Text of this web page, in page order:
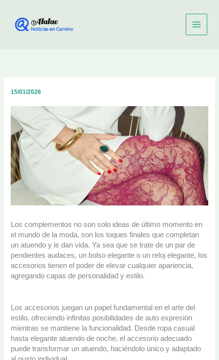
contenido
15/01/2026
Los complementos no son solo ideas de último momento en
el mundo de la moda, son los toques finales que completan
un atuendo y le dan vida. Ya sea que se trate de un par de
pendientes audaces, un bolso elegante o un reloj elegante, los
accesorios tienen el poder de elevar cualquier apariencia,
agregando capas de personalidad y estilo.
Los accesorios juegan un papel fundamental en el arte del
estilo, ofreciendo infinitas posibilidades de auto expresión
mientras se mantiene la funcionalidad. Desde ropa casual
hasta elegante atuendo de noche, el accesorio adecuado
puede transformar un atuendo, haciéndolo único y adaptado